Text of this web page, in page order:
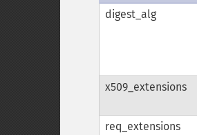
digest_alg
x509_extensions
req_extensions